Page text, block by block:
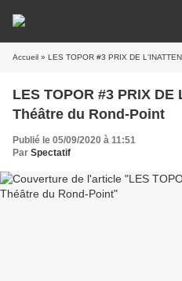
Accueil » LES TOPOR #3 PRIX DE
LES TOPOR #3 PRIX DE
Théâtre du Rond-Point
Publié le 05/09/2020 à 11:51
Par Spectatif